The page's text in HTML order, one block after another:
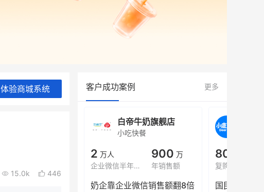
有赞公益
站点地图
体验商城系统
15.0k 446
客户成功案例 更多
白帝牛奶旗舰店
小吃快餐
2 万人
企业微信半年拉新
900 万
年销售额
奶企靠企业微信销售额翻8倍
80%
复购率
国民品牌副